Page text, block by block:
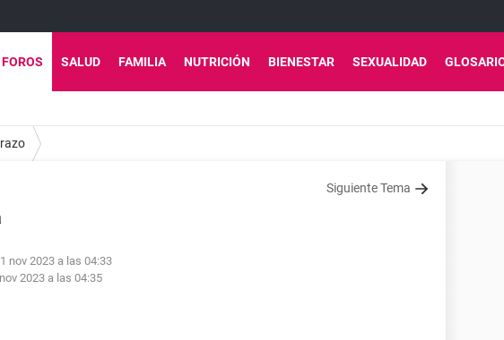
FOROS SALUD FAMILIA NUTRICIÓN BIENESTAR SEXUALIDAD
Siguiente Tema
nov 2023 a las 04:33
2023 a las 04:35